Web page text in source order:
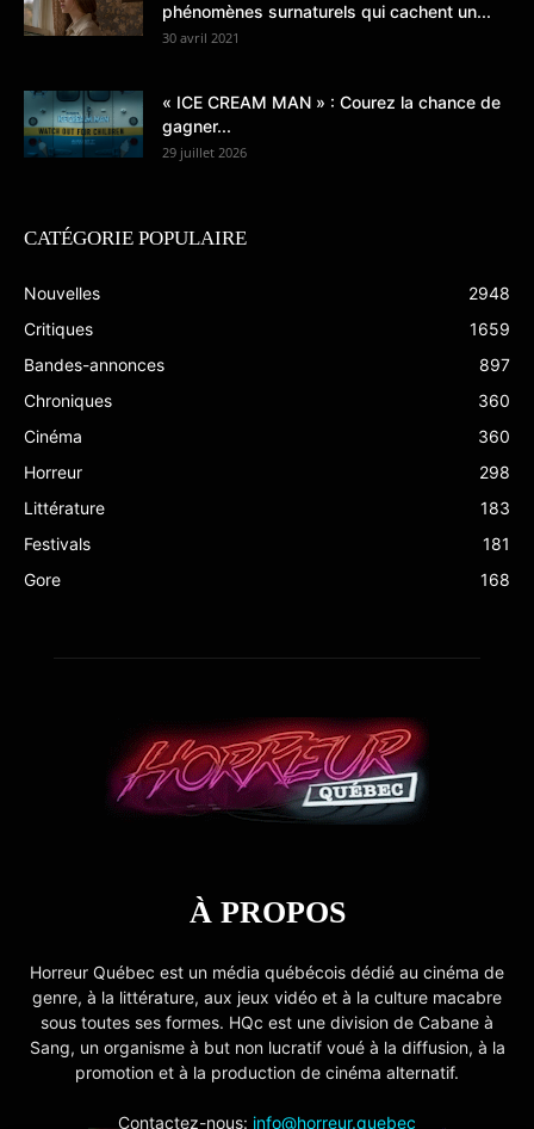
phénomènes surnaturels qui cachent un...
30 avril 2021
« ICE CREAM MAN » : Courez la chance de
gagner...
29 juillet 2026
CATÉGORIE POPULAIRE
Nouvelles
2948
Critiques
1659
Bandes-annonces
897
Chroniques
360
Cinéma
360
Horreur
298
Littérature
183
Festivals
181
Gore
168
À PROPOS
Horreur Québec est un média québécois dédié au cinéma de
genre, à la littérature, aux jeux vidéo et à la culture macabre
sous toutes ses formes. HQc est une division de Cabane à
Sang, un organisme à but non lucratif voué à la diffusion, à la
promotion et à la production de cinéma alternatif.
Contactez-nous: info@horreur.quebec